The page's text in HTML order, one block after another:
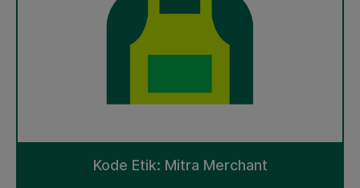
Kode Etik: Mitra Merchant